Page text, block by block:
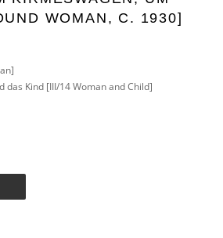
WOMAN, C. 1930]
das Kind [III/14 Woman and Child]